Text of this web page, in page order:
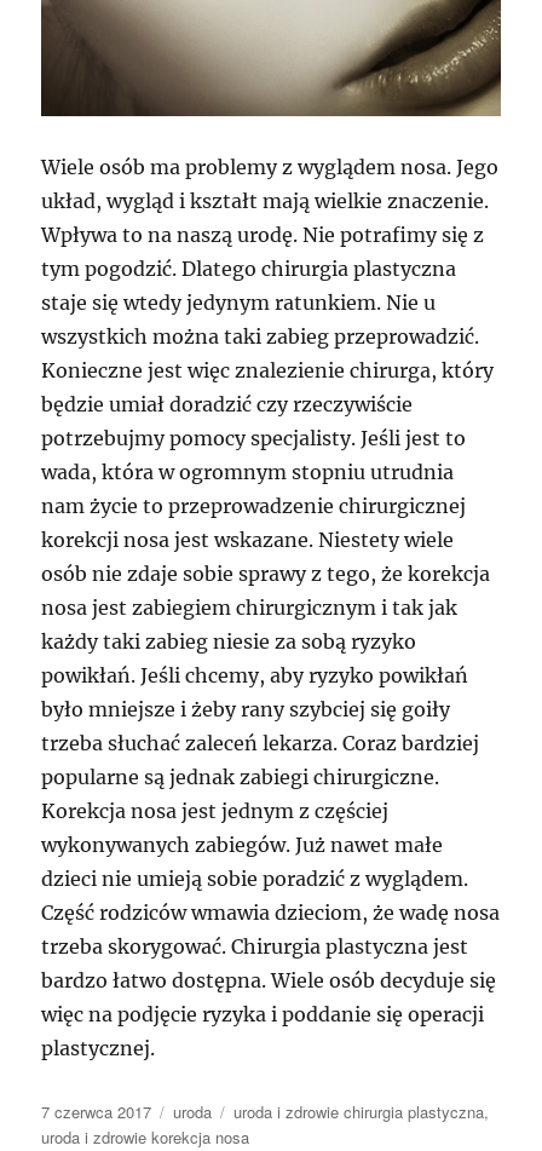
Wiele osób ma problemy z wyglądem nosa. Jego
układ, wygląd i kształt mają wielkie znaczenie.
Wpływa to na naszą urodę. Nie potrafimy się z
tym pogodzić. Dlatego chirurgia plastyczna
staje się wtedy jedynym ratunkiem. Nie u
wszystkich można taki zabieg przeprowadzić.
Konieczne jest więc znalezienie chirurga, który
będzie umiał doradzić czy rzeczywiście
potrzebujmy pomocy specjalisty. Jeśli jest to
wada, która w ogromnym stopniu utrudnia
nam życie to przeprowadzenie chirurgicznej
korekcji nosa jest wskazane. Niestety wiele
osób nie zdaje sobie sprawy z tego, że korekcja
nosa jest zabiegiem chirurgicznym i tak jak
każdy taki zabieg niesie za sobą ryzyko
powikłań. Jeśli chcemy, aby ryzyko powikłań
było mniejsze i żeby rany szybciej się goiły
trzeba słuchać zaleceń lekarza. Coraz bardziej
popularne są jednak zabiegi chirurgiczne.
Korekcja nosa jest jednym z częściej
wykonywanych zabiegów. Już nawet małe
dzieci nie umieją sobie poradzić z wyglądem.
Część rodziców wmawia dzieciom, że wadę nosa
trzeba skorygować. Chirurgia plastyczna jest
bardzo łatwo dostępna. Wiele osób decyduje się
więc na podjęcie ryzyka i poddanie się operacji
plastycznej.
Data
publikacji
7 czerwca 2017 Kategorie
uroda Tagi
uroda i zdrowie chirurgia plastyczna,
uroda i zdrowie korekcja nosa